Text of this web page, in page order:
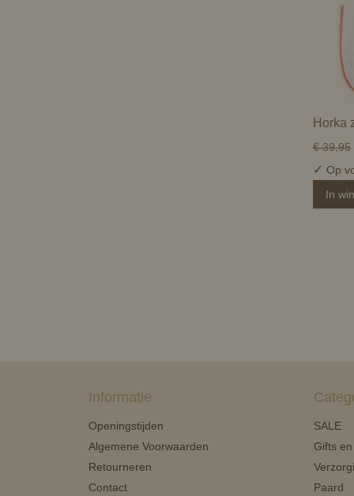
Horka
€ 39,95
✓ Op
In
Informatie
Openingstijden
Algemene Voorwaarden
Retourneren
Contact
SALE
Gifts
Paard